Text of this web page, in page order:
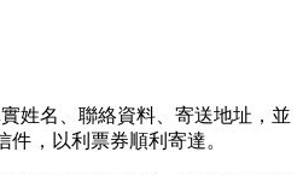
姓名、聯絡資料、寄送地址，並
件，以利票券順利寄達。